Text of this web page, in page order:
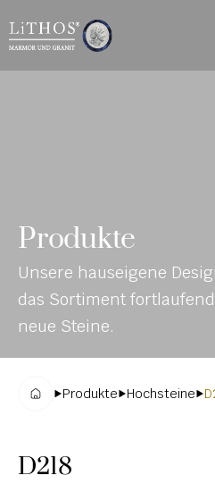
INE-
KAT
ALO
G
MATERIALIEN
STEINMETZFINDER
3D-KONFIGURATOR
DOWNLOADS
DENKMALE
MAGRADO
KOLUMBARIEN
Produkte
Unsere hauseigene
das Sortiment
neue Steine.
Produkte Hochsteine
D218